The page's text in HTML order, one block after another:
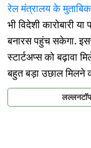
रेल मंत्रालय के मुताबिक
भी विदेशी कारोबारी
बनारस पहुंच सकेगा.
स्टार्टअप्स को बढ़ावा
बहुत बड़ा उछाल मिलने